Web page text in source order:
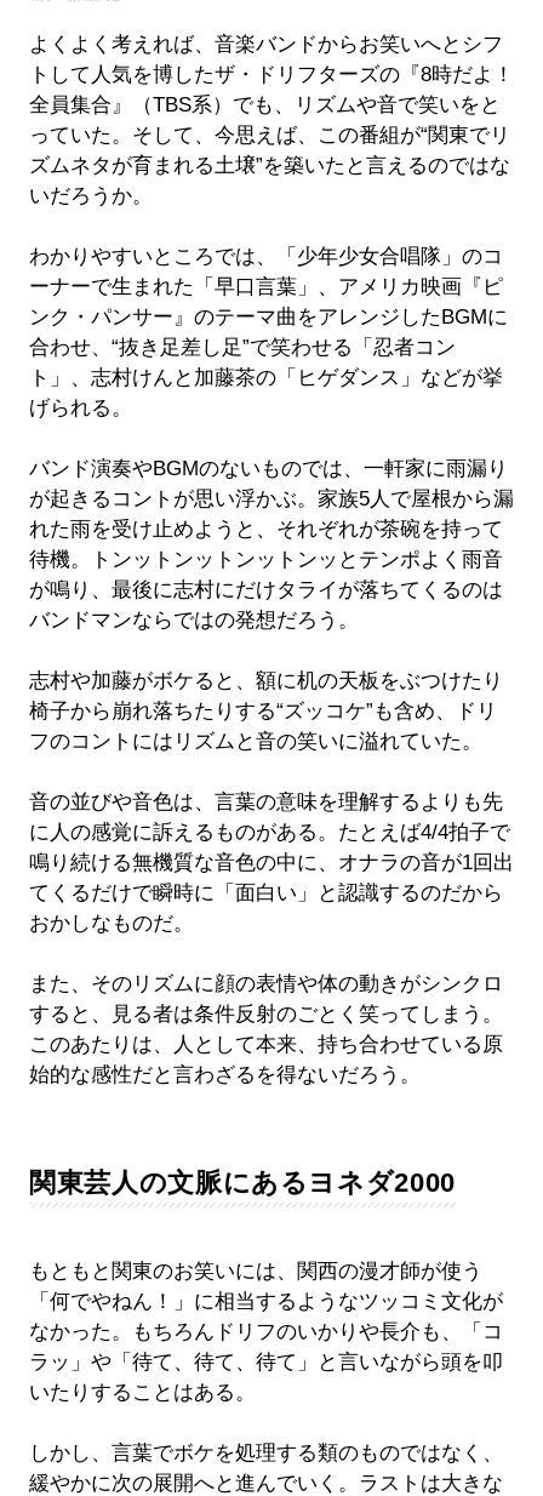
よくよく考えれば、音楽バンドからお笑いへとシフ
トして人気を博したザ・ドリフターズの『8時だよ！
全員集合』（TBS系）でも、リズムや音で笑いをと
っていた。そして、今思えば、この番組が“関東でリ
ズムネタが育まれる土壌”を築いたと言えるのではな
いだろうか。
わかりやすいところでは、「少年少女合唱隊」のコ
ーナーで生まれた「早口言葉」、アメリカ映画『ピ
ンク・パンサー』のテーマ曲をアレンジしたBGMに
合わせ、“抜き足差し足”で笑わせる「忍者コン
ト」、志村けんと加藤茶の「ヒゲダンス」などが挙
げられる。
バンド演奏やBGMのないものでは、一軒家に雨漏り
が起きるコントが思い浮かぶ。家族5人で屋根から漏
れた雨を受け止めようと、それぞれが茶碗を持って
待機。トンットンットンットンッとテンポよく雨音
が鳴り、最後に志村にだけタライが落ちてくるのは
バンドマンならではの発想だろう。
志村や加藤がボケると、額に机の天板をぶつけたり
椅子から崩れ落ちたりする“ズッコケ”も含め、ドリ
フのコントにはリズムと音の笑いに溢れていた。
音の並びや音色は、言葉の意味を理解するよりも先
に人の感覚に訴えるものがある。たとえば4/4拍子で
鳴り続ける無機質な音色の中に、オナラの音が1回出
てくるだけで瞬時に「面白い」と認識するのだから
おかしなものだ。
また、そのリズムに顔の表情や体の動きがシンクロ
すると、見る者は条件反射のごとく笑ってしまう。
このあたりは、人として本来、持ち合わせている原
始的な感性だと言わざるを得ないだろう。
関東芸人の文脈にあるヨネダ2000
もともと関東のお笑いには、関西の漫才師が使う
「何でやねん！」に相当するようなツッコミ文化が
なかった。もちろんドリフのいかりや長介も、「コ
ラッ」や「待て、待て、待て」と言いながら頭を叩
いたりすることはある。
しかし、言葉でボケを処理する類のものではなく、
緩やかに次の展開へと進んでいく。ラストは大きな